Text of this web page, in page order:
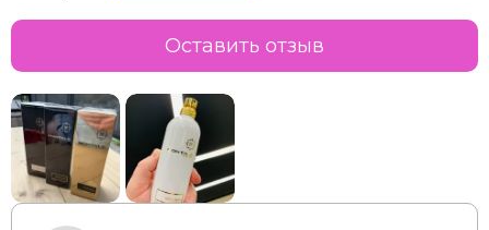
Оставить отзыв